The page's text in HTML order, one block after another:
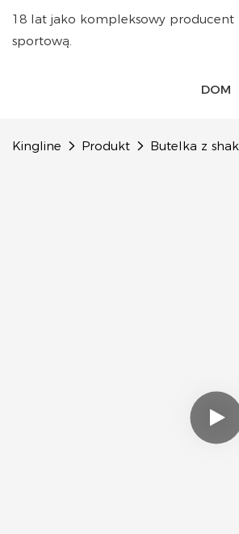
18 lat jako kompleksowy
sportową.
DOM
Kingline Produkt Butelka z